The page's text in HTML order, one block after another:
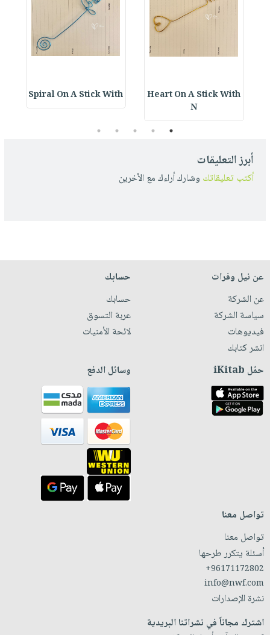
Heart On A Stick With
N
Spiral On A Stick With
1
2
3
4
5
أبرز التعليقات
أكتب تعليقاتك وشارك أراءك مع الأخرين
عن نيل وفرات
عن الشركة
سياسة الشركة
فيديوهات
انشر كتابك
حسابك
حسابك
عربة التسوق
لائحة الأمنيات
حمّل iKitab وسائل الدفع
تواصل معنا
تواصل معنا
أسئلة يتكرر طرحها
+96171172802
info@nwf.com
نشرة الإصدارات
اشترك مجاناً في نشراتنا البريدية